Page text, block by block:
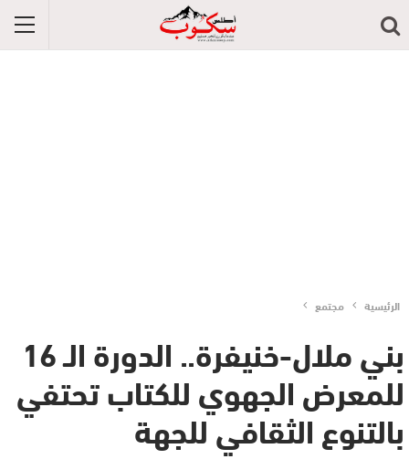
الرئيسية مجتمع
بني ملال-خنيفرة.. الدورة الـ 16
للمعرض الجهوي للكتاب تحتفي
بالتنوع الثقافي للجهة